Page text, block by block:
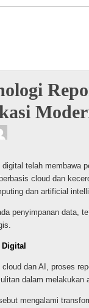
telah membawa
cloud dan
dan artificial
penyimpanan data,
dan AI, proses
dalam melakukan
mengalami